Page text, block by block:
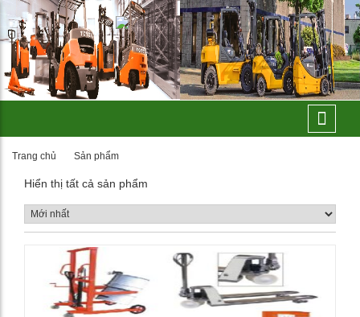
Trang chủ Sản phẩm
Hiển thị tất cả sản phẩm